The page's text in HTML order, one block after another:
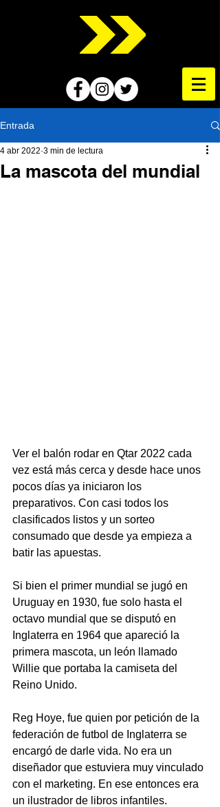
Entrada
La mascota del mundial
4 abr 2022 3 min de lectura
Ver el balón rodar en Qtar 2022 cada
vez está más cerca y desde hace unos
pocos días ya iniciaron los
preparativos. Con casi todos los
clasificados listos y un sorteo
consumado que desde ya empieza a
batir las apuestas.
Si bien el primer mundial se jugó en
Uruguay en 1930, fue solo hasta el
octavo mundial que se disputó en
Inglaterra en 1964 que apareció la
primera mascota, un león llamado
Willie que portaba la camiseta del
Reino Unido.
Reg Hoye, fue quien por petición de la
federación de futbol de Inglaterra se
encargó de darle vida. No era un
diseñador que estuviera muy vinculado
con el marketing. En ese entonces era
un ilustrador de libros infantiles.